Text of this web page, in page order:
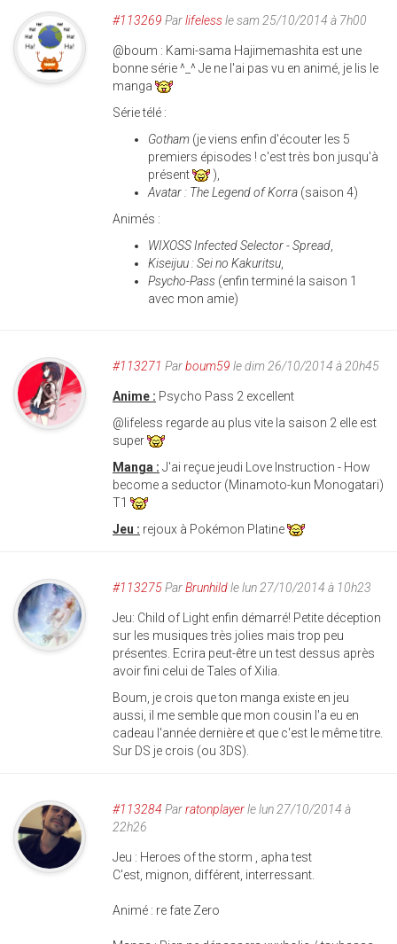
#113269 Parlifelessle sam 25/10/2014 à 7h00
@boum : Kami-sama Hajimemashita est une
bonne série ^_^ Je ne l'ai pas vu en animé, je lis le
manga
Série télé :
Gotham (je viens enfin d'écouter les 5
premiers épisodes ! c'est très bon jusqu'à
présent
),
Avatar : The Legend of Korra (saison 4)
Animés :
WIXOSS Infected Selector - Spread
Kiseijuu : Sei no Kakuritsu
Psycho-Pass (enfin terminé la saison 1
avec mon amie)
#113271 Parboum59 le dim 26/10/2014 à 20h45
Anime : Psycho Pass 2 excellent
@lifeless regarde au plus vite la saison 2 elle est
super
Manga : J'ai reçue jeudi Love Instruction - How
become a seductor (Minamoto-kun Monogatari)
T1
Jeu : rejoux à Pokémon Platine
#113275ParBrunhildle lun 27/10/2014 à 10h23
Jeu: Child of Light enfin démarré! Petite déception
sur les musiques très jolies mais trop peu
présentes. Ecrira peut-être un test dessus après
avoir fini celui de Tales of Xilia.
Boum, je crois que ton manga existe en jeu
aussi, il me semble que mon cousin l'a eu en
cadeau l'année dernière et que c'est le même titre.
Sur DS je crois (ou 3DS).
#113284 Parratonplayerle lun 27/10/2014 à
22h26
Jeu : Heroes of the storm , apha test
C'est, mignon, différent, interressant.
Animé : re fate Zero